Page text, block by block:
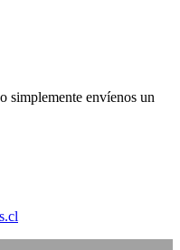
simplemente envíenos un